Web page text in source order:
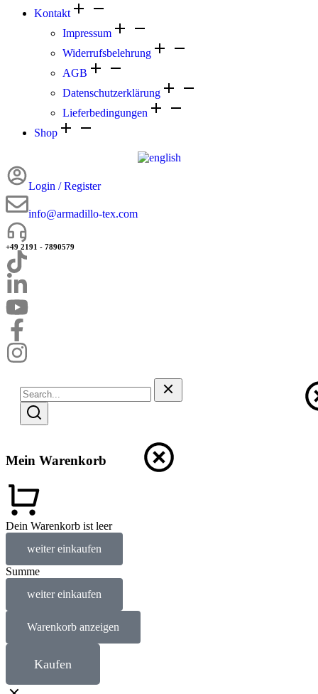
Kontakt
Impressum
Widerrufsbelehrung
AGB
Datenschutzerklärung
Lieferbedingungen
Shop
Login / Register
info@armadillo-tex.com
+49 2191 - 7890579
Mein Warenkorb
Dein Warenkorb ist leer
weiter einkaufen
Summe
weiter einkaufen
Warenkorb anzeigen
Kaufen